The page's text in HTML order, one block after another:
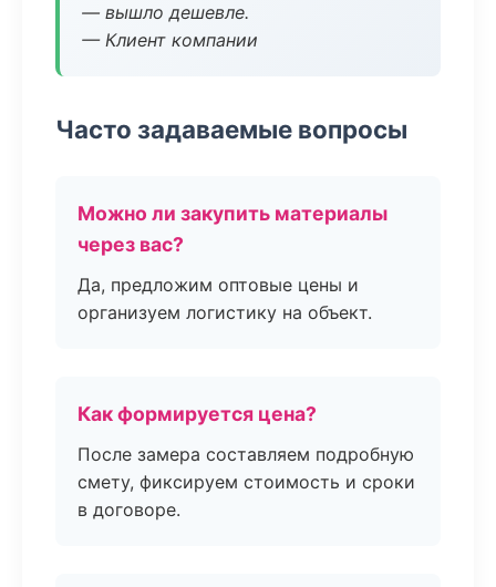
— вышло дешевле.
— Клиент компании
Часто задаваемые вопросы
Можно ли закупить материалы
через вас?
Да, предложим оптовые цены и
организуем логистику на объект.
Как формируется цена?
После замера составляем подробную
смету, фиксируем стоимость и сроки
в договоре.